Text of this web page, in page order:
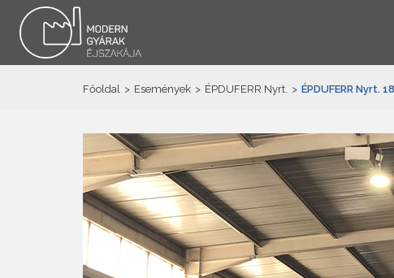
Főoldal > Események > ÉPDUFERR Nyrt. > ÉPDUFERR Nyrt.